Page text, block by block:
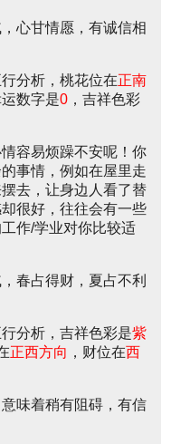
心甘情愿，有诚信相
分析，桃花位在正南
运数字是0 ，吉祥色彩
情容易烦躁不安呢！你
事情，例如在屋里走
去，让身边人看了替
很好，往往会有一些
作/学业对你比较适
春占得财，夏占不利
分析，吉祥色彩是紫
正西方向 ，财位在西
味着稍有阻碍，有信